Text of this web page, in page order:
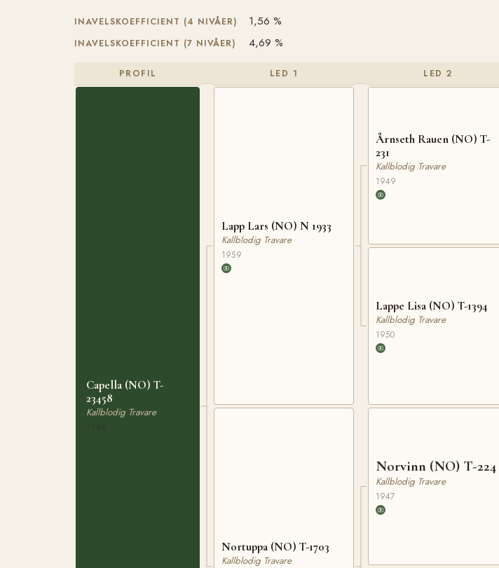
INAVELSKOEFFICIENT (4 NIVÅER) 1,56 %
INAVELSKOEFFICIENT (7 NIVÅER) 4,69 %
PROFIL
Capella (NO) T-
23458
Kallblodig Travare
LED 1
Lapp Lars (NO) N 1933
Kallblodig Travare
1959
Nortuppa (NO) T-1703
Kallblodig Travare
LED 2
Årnseth Rauen (NO) T-
231
Kallblodig Travare
1949
Lappe Lisa (NO) T-1394
Kallblodig Travare
1950
Norvinn (NO) T-224
Kallblodig Travare
1947